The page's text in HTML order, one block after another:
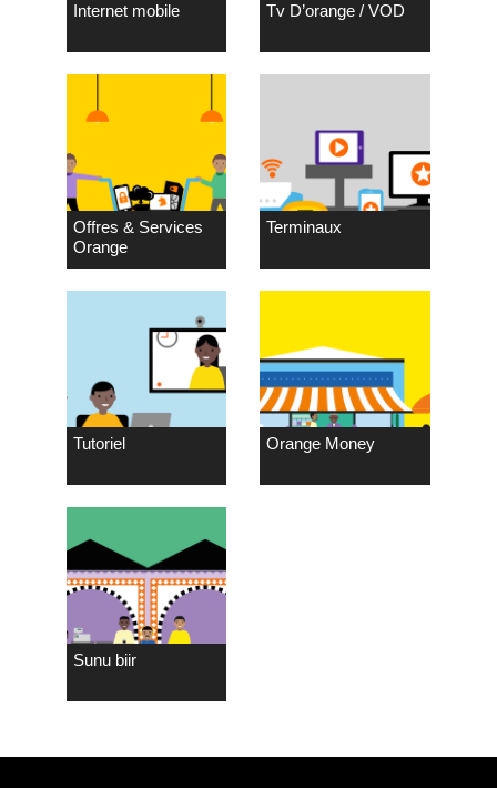
Internet mobile Tv D’orange / VOD
Offres & Services
Orange
Terminaux
Tutoriel Orange Money
Sunu biir